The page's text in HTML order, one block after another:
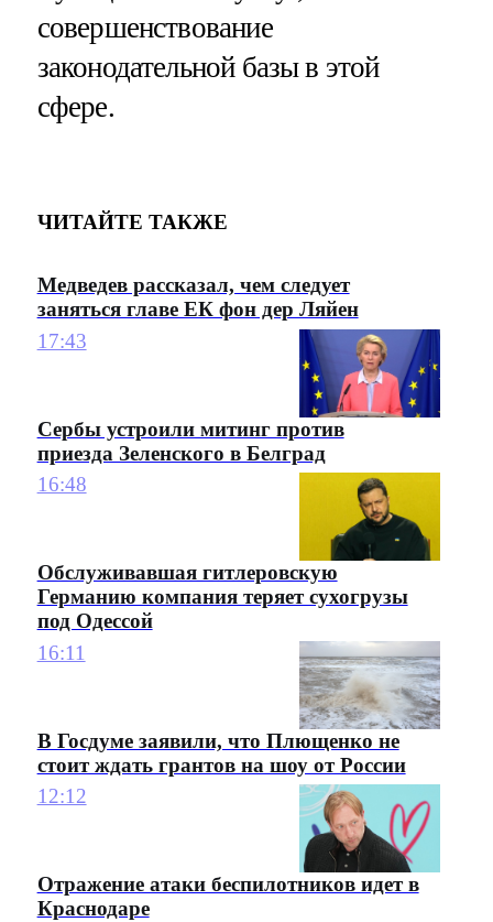
совершенствование
законодательной базы в этой
сфере.
ЧИТАЙТЕ ТАКЖЕ
Медведев рассказал, чем следует
заняться главе ЕК фон дер Ляйен
17:43
Сербы устроили митинг против
приезда Зеленского в Белград
16:48
Обслуживавшая гитлеровскую
Германию компания теряет сухогрузы
под Одессой
16:11
В Госдуме заявили, что Плющенко не
стоит ждать грантов на шоу от России
12:12
Отражение атаки беспилотников идет в
Краснодаре